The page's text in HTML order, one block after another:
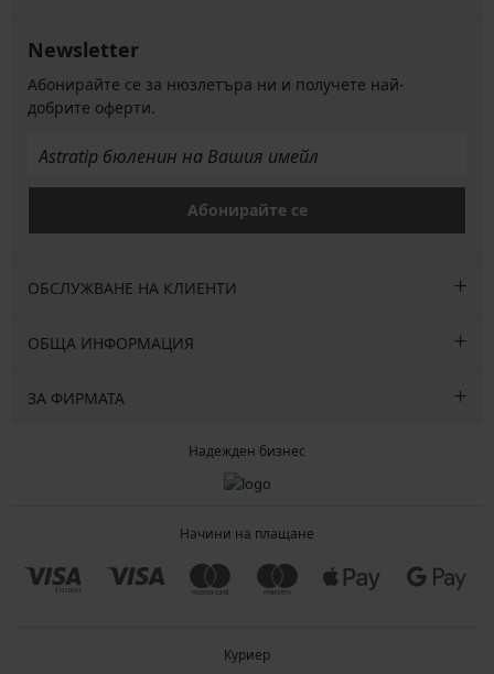
Newsletter
Абонирайте се за нюзлетъра ни и получете най-
добрите оферти.
Абонирайте се
ОБСЛУЖВАНЕ НА КЛИЕНТИ
ОБЩА ИНФОРМАЦИЯ
ЗА ФИРМАТА
Надежден бизнес
Начини на плащане
Куриер